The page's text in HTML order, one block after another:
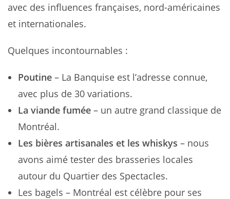
avec des influences françaises, nord-américaines
et internationales.
Quelques incontournables :
Poutine – La Banquise est l’adresse connue,
avec plus de 30 variations.
La viande fumée – un autre grand classique de
Montréal.
Les bières artisanales et les whiskys – nous
avons aimé tester des brasseries locales
autour du Quartier des Spectacles.
Les bagels – Montréal est célèbre pour ses